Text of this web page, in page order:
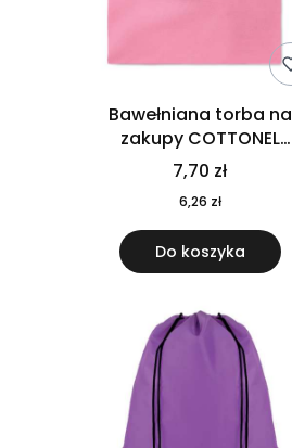
Bawełniana torba na
zakupy COTTONEL
COLOUR++ MO9846-11
7,70 zł
6,26 zł
Do koszyka